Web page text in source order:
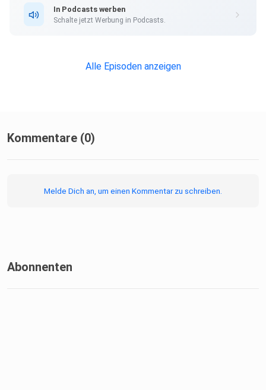
In Podcasts werben
Schalte jetzt Werbung in Podcasts.
Alle Episoden anzeigen
Kommentare (0)
Melde Dich an, um einen Kommentar zu schreiben.
Abonnenten